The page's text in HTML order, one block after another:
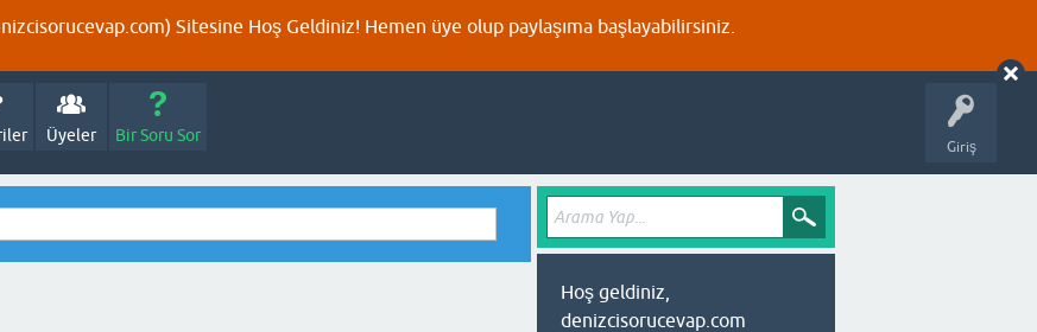
Sitesine Hoş Geldiniz! Hemen üye olup paylaşıma başlayabilirsiniz.
Giriş
Üyeler Bir Soru Sor
Hoş geldiniz,
denizcisorucevap.com